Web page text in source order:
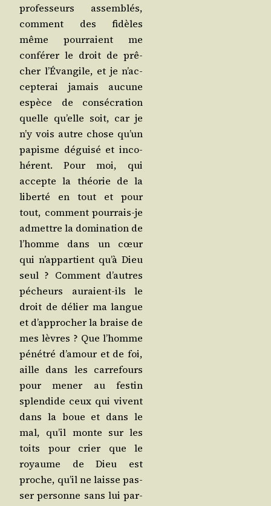
pro­fes­seurs assem­blés,
com­ment des fidèles
même pour­raient me
confé­rer le droit de prê­
cher l’É­van­gile, et je n’ac­
cep­te­rai jamais aucune
espèce de consé­cra­tion
quelle qu’elle soit, car je
n’y vois autre chose qu’un
papisme dégui­sé et inco­
hé­rent. Pour moi, qui
accepte la théo­rie de la
liber­té en tout et pour
tout, com­ment pour­rais-je
admettre la domi­na­tion de
l’homme dans un cœur
qui n’ap­par­tient qu’à Dieu
seul ? Com­ment d’autres
pécheurs auraient-ils le
droit de délier ma langue
et d’ap­pro­cher la braise de
mes lèvres ? Que l’homme
péné­tré d’a­mour et de foi,
aille dans les car­re­fours
pour mener au fes­tin
splen­dide ceux qui vivent
dans la boue et dans le
mal, qu’il monte sur les
toits pour crier que le
royaume de Dieu est
proche, qu’il ne laisse pas­
ser per­sonne sans lui par­